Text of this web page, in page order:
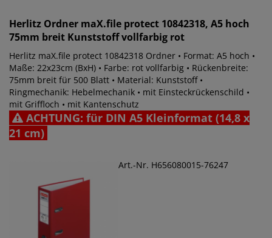
Herlitz Ordner maX.file protect 10842318, A5 hoch
75mm breit Kunststoff vollfarbig rot
Herlitz maX.file protect 10842318 Ordner • Format: A5 hoch •
Maße: 22x23cm (BxH) • Farbe: rot vollfarbig • Rückenbreite:
75mm breit für 500 Blatt • Material: Kunststoff •
Ringmechanik: Hebelmechanik • mit Einsteckrückenschild •
mit Griffloch • mit Kantenschutz
ACHTUNG: für DIN A5 Kleinformat (14,8 x
21 cm)
Art.-Nr. H656080015-76247